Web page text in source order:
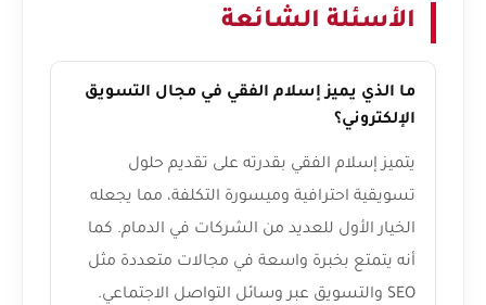
الأسئلة الشائعة
ما الذي يميز إسلام الفقي في مجال التسويق
الإلكتروني؟
يتميز إسلام الفقي بقدرته على تقديم حلول
تسويقية احترافية وميسورة التكلفة، مما يجعله
الخيار الأول للعديد من الشركات في الدمام. كما
أنه يتمتع بخبرة واسعة في مجالات متعددة مثل
SEO والتسويق عبر وسائل التواصل الاجتماعي.